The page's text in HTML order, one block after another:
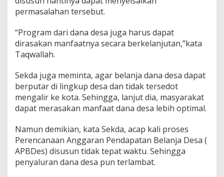
permasalahan tersebut.
“Program dari dana desa juga harus dapat
dirasakan manfaatnya secara berkelanjutan,”kata
Taqwallah.
Sekda juga meminta, agar belanja dana desa dapat
berputar di lingkup desa dan tidak tersedot
mengalir ke kota. Sehingga, lanjut dia, masyarakat
dapat merasakan manfaat dana desa lebih optimal.
Namun demikian, kata Sekda, acap kali proses
Perencanaan Anggaran Pendapatan Belanja Desa (
APBDes) disusun tidak tepat waktu. Sehingga
penyaluran dana desa pun terlambat.